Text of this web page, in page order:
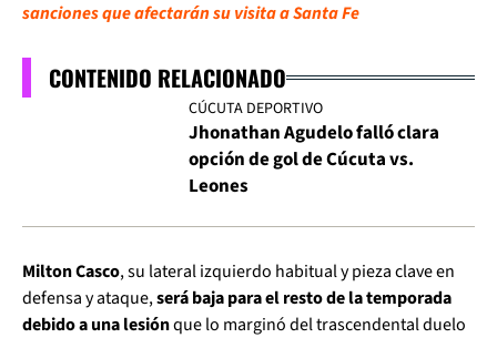
sanciones que afectarán su visita a Santa Fe
CONTENIDO RELACIONADO
CÚCUTA DEPORTIVO
Jhonathan Agudelo falló clara
opción de gol de Cúcuta vs.
Leones
Milton Casco, su lateral izquierdo habitual y pieza clave en
defensa y ataque,será baja para el resto de la temporada
debido a una lesiónque lo marginó del trascendental duelo